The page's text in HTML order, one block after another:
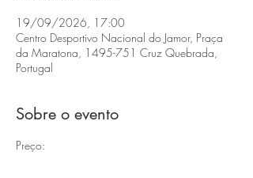
19/09/2026, 17:00
Centro Desportivo Nacional do Jamor, Praça
da Maratona, 1495-751 Cruz Quebrada,
Portugal
Sobre o evento
Preço: